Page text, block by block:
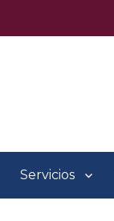
Servicios